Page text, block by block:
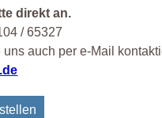
direkt an.
/ 65327
auch per e-Mail